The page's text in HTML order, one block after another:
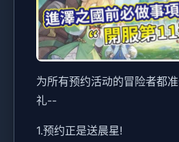
为所有预约活动的冒险者都
礼--
1.预约正是送晨星!